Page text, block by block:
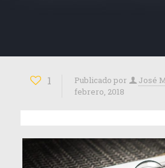
1 Publicado por José
febrero, 2018